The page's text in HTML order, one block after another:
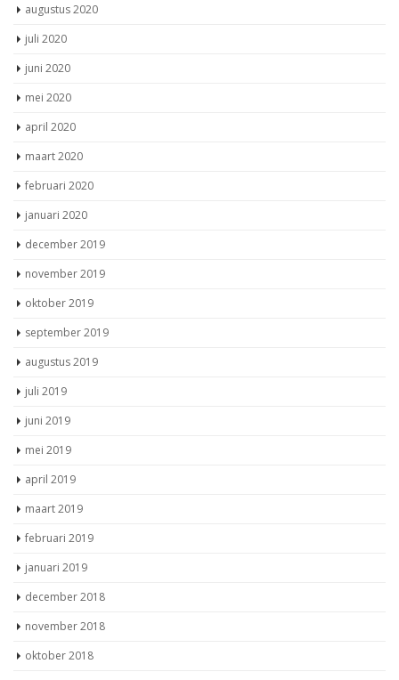
augustus 2020
juli 2020
juni 2020
mei 2020
april 2020
maart 2020
februari 2020
januari 2020
december 2019
november 2019
oktober 2019
september 2019
augustus 2019
juli 2019
juni 2019
mei 2019
april 2019
maart 2019
februari 2019
januari 2019
december 2018
november 2018
oktober 2018